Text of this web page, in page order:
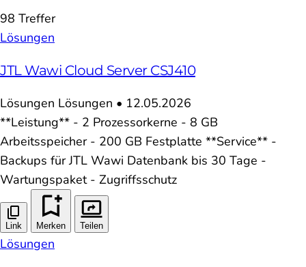
98 Treffer
Lösungen
JTL Wawi Cloud Server CSJ410
Lösungen Lösungen • 12.05.2026
**Leistung** - 2 Prozessorkerne - 8 GB
Arbeitsspeicher - 200 GB Festplatte **Service** -
Backups für JTL Wawi Datenbank bis 30 Tage -
Wartungspaket - Zugriffsschutz
Link Merken Teilen
Lösungen